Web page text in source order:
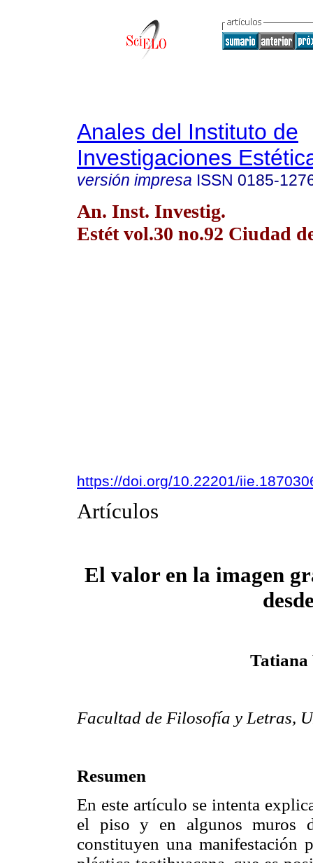
Anales del Instituto de
Investigaciones
versión impresa ISSN 0185-
An. Inst. Investig.
Estét vol.30 no.92 Ciudad
https://doi.org/10.22201/
Artículos
El valor en la imagen
Tatiana
Facultad de Filosofía y Letras,
Resumen
En este artículo se intenta
el piso y en algunos muros
constituyen una manifestación